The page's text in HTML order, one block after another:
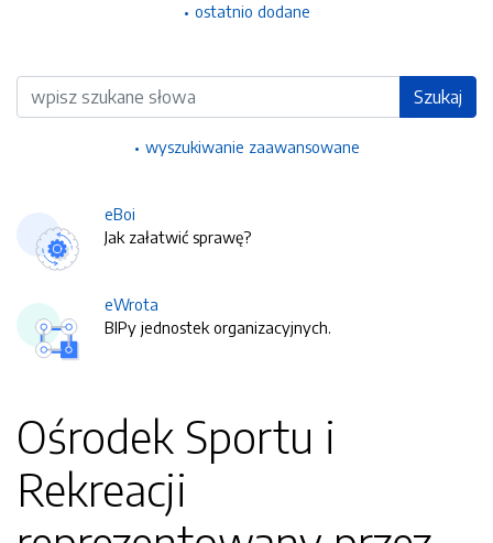
ostatnio dodane
Wyszukiwarka Szukaj
wyszukiwanie zaawansowane
eBoi
Jak załatwić sprawę?
eWrota
BIPy jednostek organizacyjnych.
Ośrodek Sportu i
Rekreacji